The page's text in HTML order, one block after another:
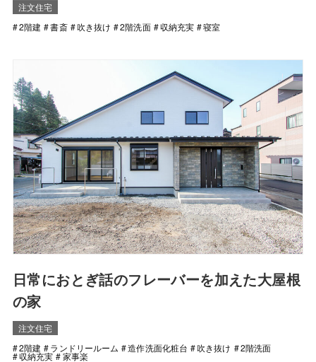
注文住宅
2階建
書斎 吹き抜け 2階洗面 収納充実 寝室
日常におとぎ話のフレーバーを加えた大屋根
の家
注文住宅
2階建
ランドリールーム 造作洗面化粧台 吹き抜け 2階洗面
収納充実 家事楽